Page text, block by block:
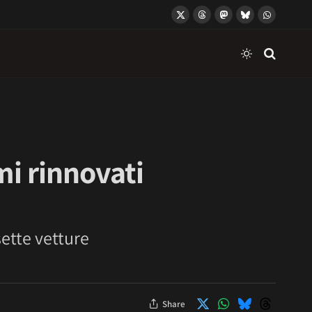
X
ThreadsMastodon
BlueskyWhatsApp
rinnovati
vetture
Share